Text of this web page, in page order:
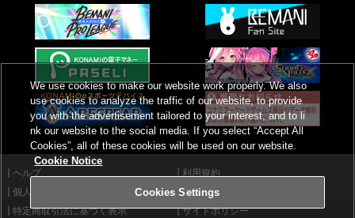
ヘルプ
利用規約
個人情報等保護方針
外部送信について
特定商取引法に基づく表示
サイトポリシー
We use cookies to make our website work properly. We also
use cookies to analyze the traffic of our website, to provide
you with the advertisement tailored to your interest, and to li
nk our website to the social media. If you select “Accept All
Cookies”, all of these cookies will be used on our website.
Cookie Notice
Cookies Settings